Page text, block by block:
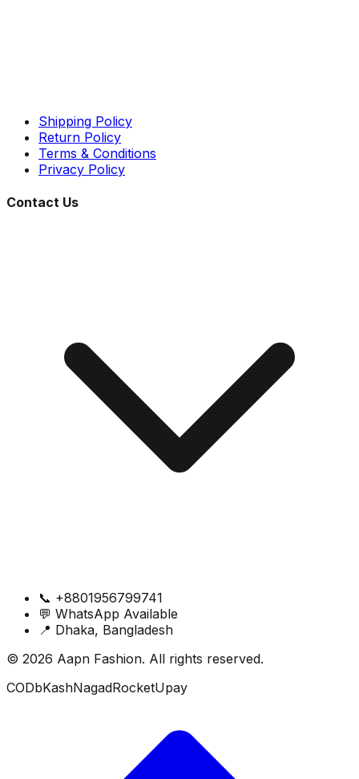
Shipping Policy
Return Policy
Terms & Conditions
Privacy Policy
Contact Us
📞 +8801956799741
💬 WhatsApp Available
📍 Dhaka, Bangladesh
© 2026 Aapn Fashion. All rights reserved.
CODbKashNagadRocketUpay